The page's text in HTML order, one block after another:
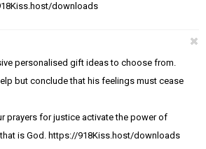
downloads
personalised gift ideas to choose from.
but conclude that his feelings must cease
prayers for justice activate the power of
is God. https://918Kiss.host/downloads